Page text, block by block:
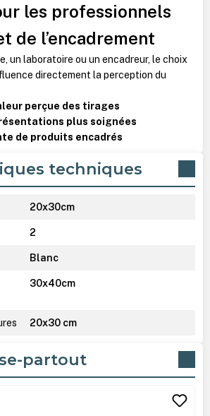
les professionnels
de l’encadrement
un laboratoire ou un encadreur, le choix
directement la perception du
perçue des tirages
plus soignées
de produits encadrés
techniques
20x30cm
2
Blanc
30x40cm
20x30 cm
partout